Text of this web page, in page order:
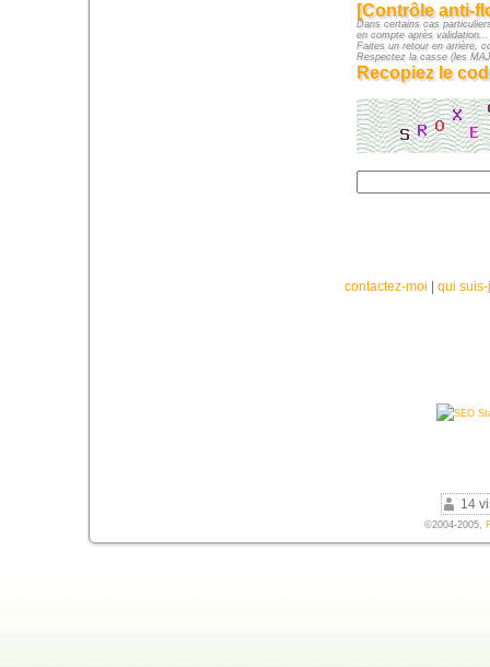
[Contrôle anti-
Dans certains cas
en compte après
Faites un retour en arrière,
Respectez la casse (les
Recopiez le
contactez-moi qui
14
©2004-2005,